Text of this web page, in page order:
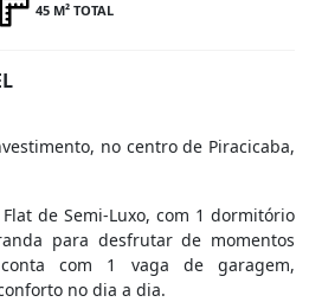
45 M² TOTAL
no centro de Piracicaba,
de Semi-Luxo, com 1 dormitório
para desfrutar de momentos
com 1 vaga de garagem,
no dia a dia.